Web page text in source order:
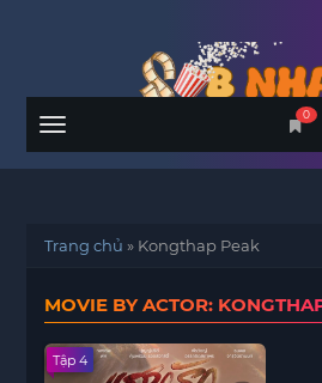
Menu
0
Trang chủ » Kongthap Peak
MOVIE BY ACTOR:
Tập 4